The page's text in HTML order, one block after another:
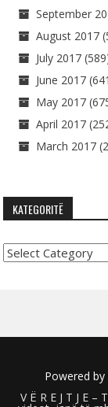
September
August 2017
July 2017
June 2017
May 2017
April 2017
March 2017
KATEGORITË
Kategoritë
Powered by
V Ë R E J T J E